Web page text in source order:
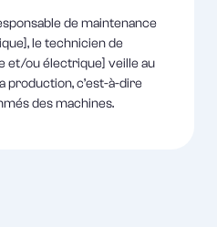
de maintenance
le technicien de
et/ou électrique] veille au
production, c’est-à-dire
des machines.